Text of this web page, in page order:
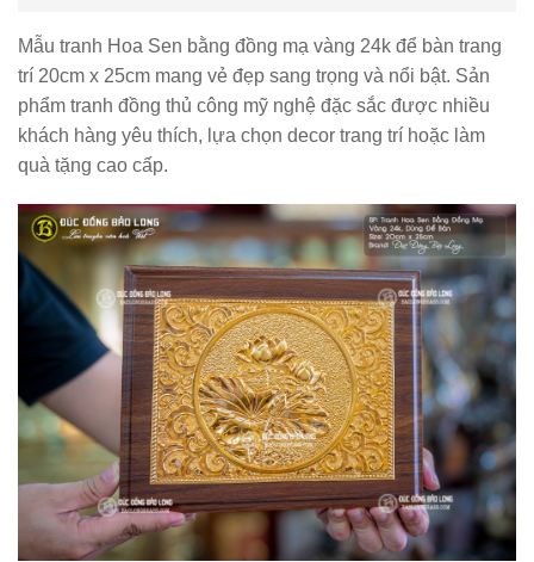
Mẫu tranh Hoa Sen bằng đồng mạ vàng 24k để bàn trang
trí 20cm x 25cm mang vẻ đẹp sang trọng và nổi bật. Sản
phẩm tranh đồng thủ công mỹ nghệ đặc sắc được nhiều
khách hàng yêu thích, lựa chọn decor trang trí hoặc làm
quà tặng cao cấp.